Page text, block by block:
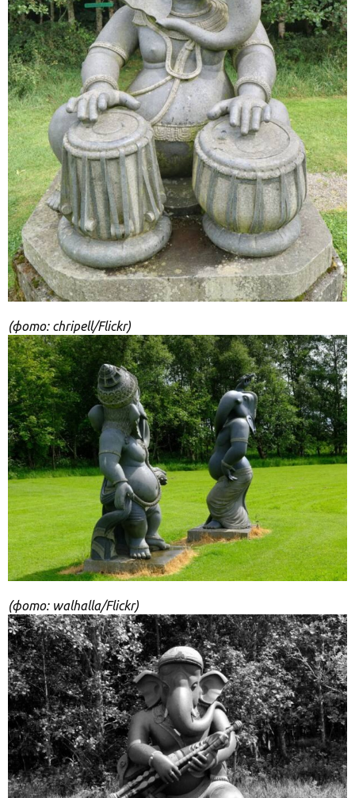
(фото: chripell/Flickr)
(фото: walhalla/Flickr)